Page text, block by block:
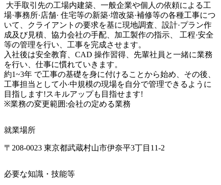
場·事務所·店舗· 住宅等の新築·増改築·補修等の各種工事につ
いて、クライアントの要求を基に現地調査、設計·プラン作
成及び見積、協力会社の手配、加工製作の指示、 工程·安全
等の管理を行い、工事を完成させます。
入社後は安全教育、CAD 操作習得、先輩社員と一緒に業務
を行い、仕事に慣れていきます。
約1~3年 で工事の基礎を身に付けることから始め、その後、
工事担当として小·中規模の現場を自分で管理できるように
目指します!スキルアップも目指せます!
※業務の変更範囲:会社の定める業務
就業場所
〒208-0023 東京都武蔵村山市伊奈平3丁目11-2
必要な知識・技能等